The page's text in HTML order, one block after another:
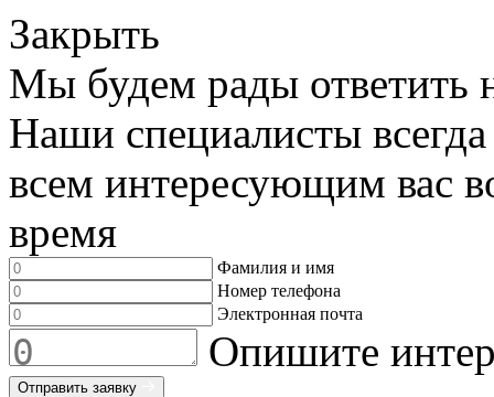
Закрыть
Мы будем рады ответить
Наши специалисты
всем интересующим вас
время
Фамилия и имя
Номер телефона
Электронная почта
Опишите
Отправить заявку